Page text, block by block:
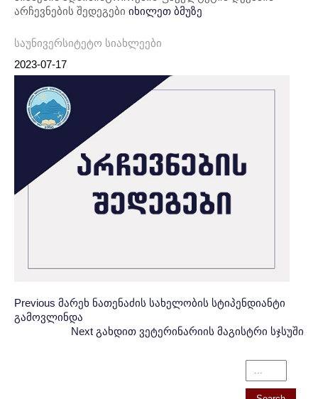
არჩევნების შედეგები იხილეთ ბმუზე
საუნივერსიტეტო სიახლეები
2023-07-17
Post
navigation
პოსტის
ნავიგაცია
Previous Previous
Post:
მარეხ ნათენაძის სახელობის სტიპენდიანტი
გამოვლინდა
Next Next
გახდით ვეტერინარიის მაგისტრი სჯსუში